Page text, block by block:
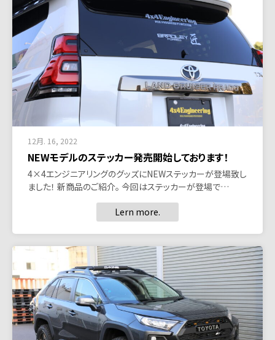
12月. 16, 2022
NEWモデルのステッカー発売開始しております！
4×4エンジニアリングのグッズにNEWステッカーが登場致し
ました！ 新商品のご紹介。 今回はステッカーが登場で…
Lern more.